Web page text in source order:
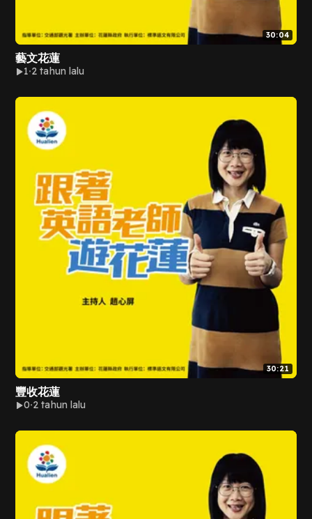
30:04
藝文花蓮
1 2 tahun lalu
30:21
豐收花蓮
0 2 tahun lalu